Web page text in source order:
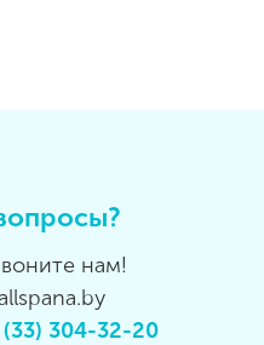
нам!
(33) 304-32-20